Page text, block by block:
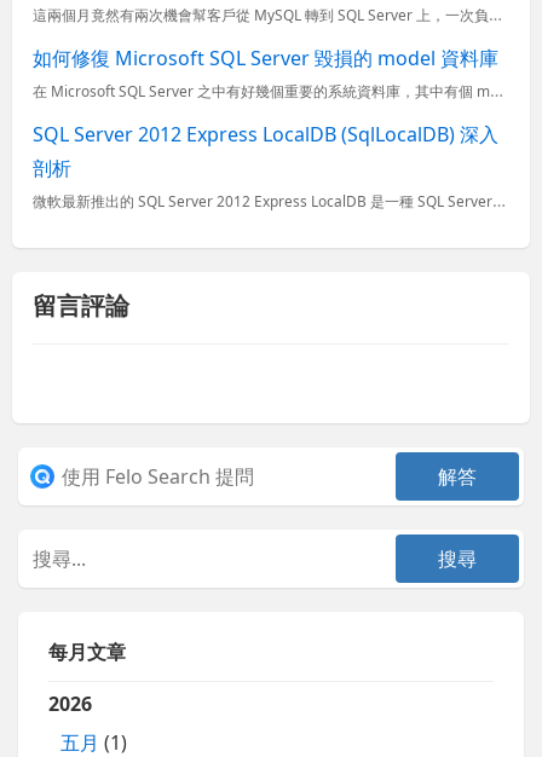
這兩個月竟然有兩次機會幫客戶從 MySQL 轉到 SQL Server 上，一次負責轉移資料到雲端的 SQL Database 上，另一次負責移轉資料到本地的 SQL Server 上，這兩次我都是用
如何修復 Microsoft SQL Server 毀損的 model 資料庫
在 Microsoft SQL Server 之中有好幾個重要的系統資料庫，其中有個 model 資料庫 主要用來作為 SQL Server 執行個體上建立之所有新資料庫的範本。因為 SQL Serv
SQL Server 2012 Express LocalDB (SqlLocalDB) 深入
剖析
微軟最新推出的 SQL Server 2012 Express LocalDB 是一種 SQL Server Express 的執行模式，特別適合用在開發環境使用，也內建在 Visual Studio
留言評論
每月文章
2026
五月 (1)